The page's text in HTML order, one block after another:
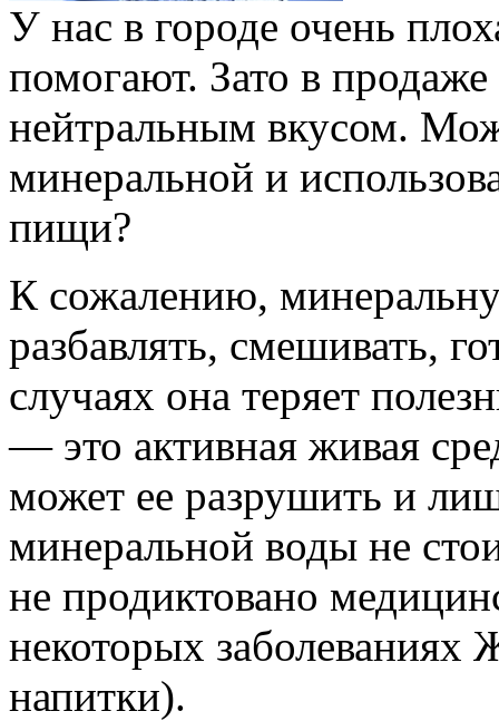
У нас в городе очень
помогают. Зато в
нейт­ральным вкусом.
минеральной и
пищи?
К сожалению,
разбавлять, смешивать,
случаях она теряет
— это активная живая
может ее разрушить и
минеральной воды не
не продиктовано
некоторых заболеваниях
напитки).